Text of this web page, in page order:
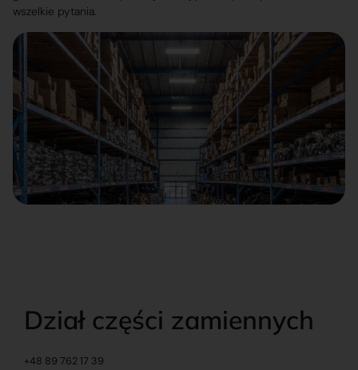
wszelkie pytania.
Dział części zamiennych
+48 89 762 17 39